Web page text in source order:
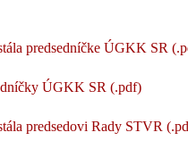
predsedníčke ÚGKK SR
ÚGKK SR (.pdf)
predsedovi Rady STVR